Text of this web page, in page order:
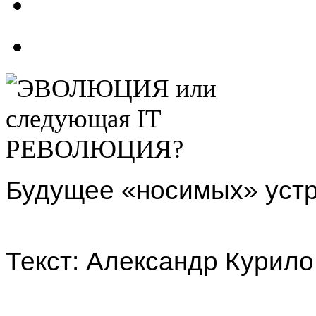
Будущее «носимых»
Текст: Александр Курило